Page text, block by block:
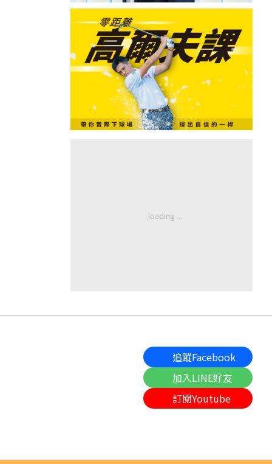
追蹤Facebook
加入LINE好友
訂閱Youtube